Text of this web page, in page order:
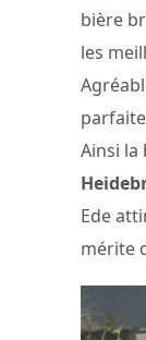
bière
les
Ainsi la
Ede
mérite